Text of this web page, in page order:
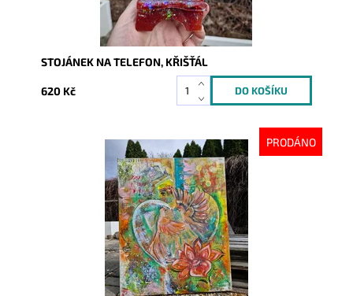
STOJÁNEK NA TELEFON, KŘIŠŤÁL
620 Kč
PRODÁNO
Vyprodáno
10161